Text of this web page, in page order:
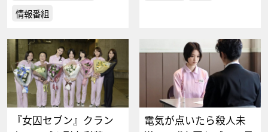
情報番組
『女囚セブン』クラン
電気が点いたら殺人未